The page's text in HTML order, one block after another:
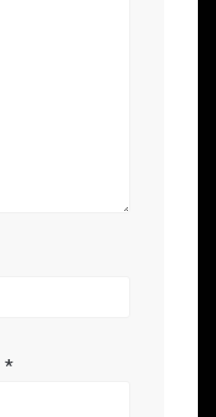
*